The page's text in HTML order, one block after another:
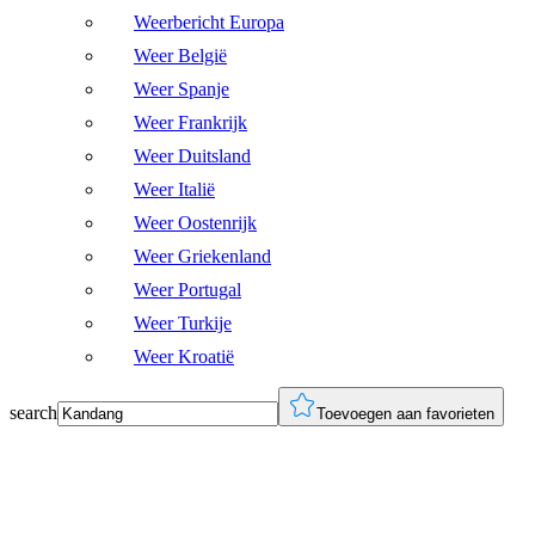
Weerbericht Europa
Weer België
Weer Spanje
Weer Frankrijk
Weer Duitsland
Weer Italië
Weer Oostenrijk
Weer Griekenland
Weer Portugal
Weer Turkije
Weer Kroatië
search Toevoegen aan favorieten